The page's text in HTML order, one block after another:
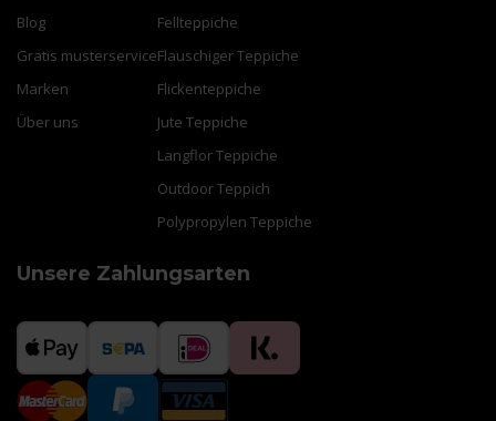
Blog
Gratis musterservice
Marken
Über uns
Fellteppiche
Flauschiger Teppiche
Flickenteppiche
Jute Teppiche
Langflor Teppiche
Outdoor Teppich
Polypropylen Teppiche
Unsere Zahlungsarten